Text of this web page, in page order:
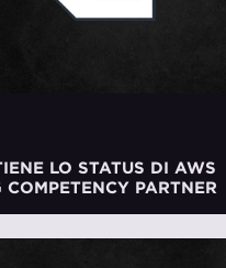
LO STATUS DI AWS
PARTNER